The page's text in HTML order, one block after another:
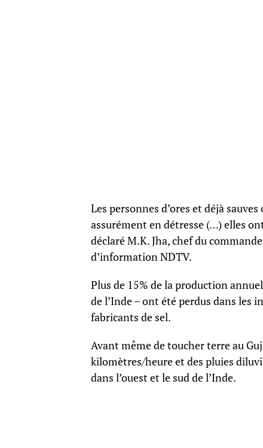
Les personnes d’ores et déjà
assurément en détresse (…) elles
déclaré M.K. Jha, chef du
d’information NDTV.
Plus de 15% de la production
de l’Inde – ont été perdus dans les
fabricants de sel.
Avant même de toucher terre au
kilomètres/heure et des pluies
dans l’ouest et le sud de l’Inde.